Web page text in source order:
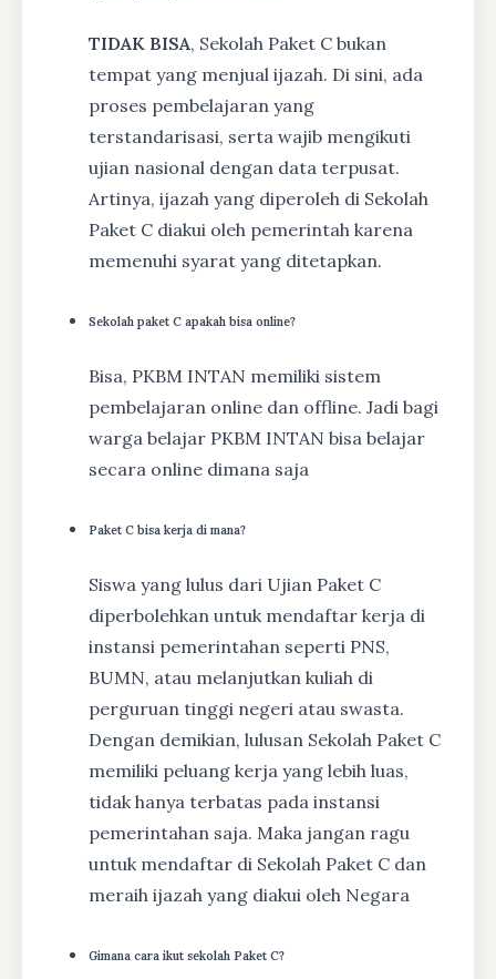
TIDAK BISA, Sekolah Paket C bukan
tempat yang menjual ijazah. Di sini, ada
proses pembelajaran yang
terstandarisasi, serta wajib mengikuti
ujian nasional dengan data terpusat.
Artinya, ijazah yang diperoleh di Sekolah
Paket C diakui oleh pemerintah karena
memenuhi syarat yang ditetapkan.
Sekolah paket C apakah bisa online?
Bisa, PKBM INTAN memiliki sistem
pembelajaran online dan offline. Jadi bagi
warga belajar PKBM INTAN bisa belajar
secara online dimana saja
Paket C bisa kerja di mana?
Siswa yang lulus dari Ujian Paket C
diperbolehkan untuk mendaftar kerja di
instansi pemerintahan seperti PNS,
BUMN, atau melanjutkan kuliah di
perguruan tinggi negeri atau swasta.
Dengan demikian, lulusan Sekolah Paket C
memiliki peluang kerja yang lebih luas,
tidak hanya terbatas pada instansi
pemerintahan saja. Maka jangan ragu
untuk mendaftar di Sekolah Paket C dan
meraih ijazah yang diakui oleh Negara
Gimana cara ikut sekolah Paket C?